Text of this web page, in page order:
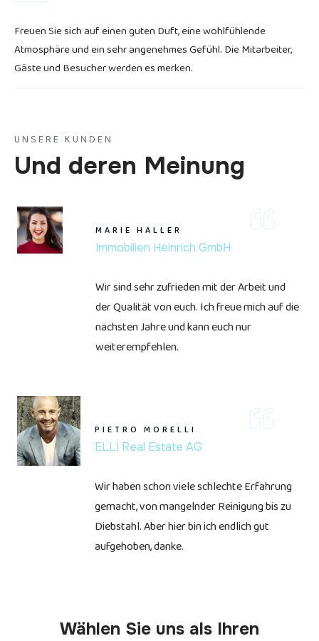
Freuen Sie sich auf einen guten Duft, eine wohlfühlende
Atmosphäre und ein sehr angenehmes Gefühl. Die Mitarbeiter,
Gäste und Besucher werden es merken.
UNSERE KUNDEN
Und deren Meinung
MARIE HALLER
Immobilien Heinrich GmbH
Wir sind sehr zufrieden mit der Arbeit und
der Qualität von euch. Ich freue mich auf die
nächsten Jahre und kann euch nur
weiterempfehlen.
PIETRO MORELLI
ELLI Real Estate AG
Wir haben schon viele schlechte Erfahrung
gemacht, von mangelnder Reinigung bis zu
Diebstahl. Aber hier bin ich endlich gut
aufgehoben, danke.
Wählen Sie uns als Ihren